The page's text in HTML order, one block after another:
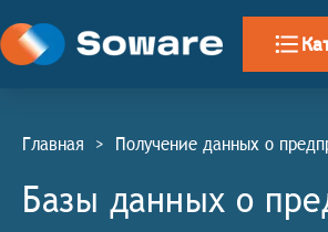
Главная > Получение данных о
Базы данных о